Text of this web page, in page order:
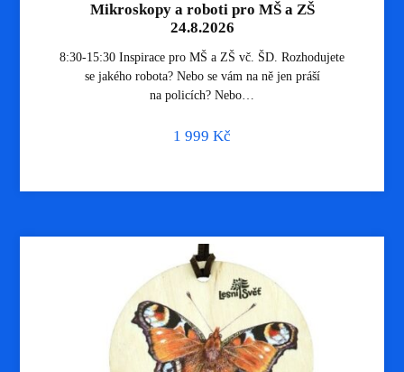
Mikroskopy a roboti pro MŠ a ZŠ
24.8.2026
8:30-15:30 Inspirace pro MŠ a ZŠ vč. ŠD. Rozhodujete
se jakého robota? Nebo se vám na ně jen práší
na policích? Nebo…
1 999 Kč